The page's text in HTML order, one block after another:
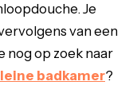
Je
van een
nog op zoek naar
badkamer?